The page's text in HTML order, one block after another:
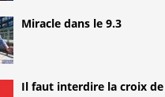
Miracle dans le 9.3
Il faut interdire la croix